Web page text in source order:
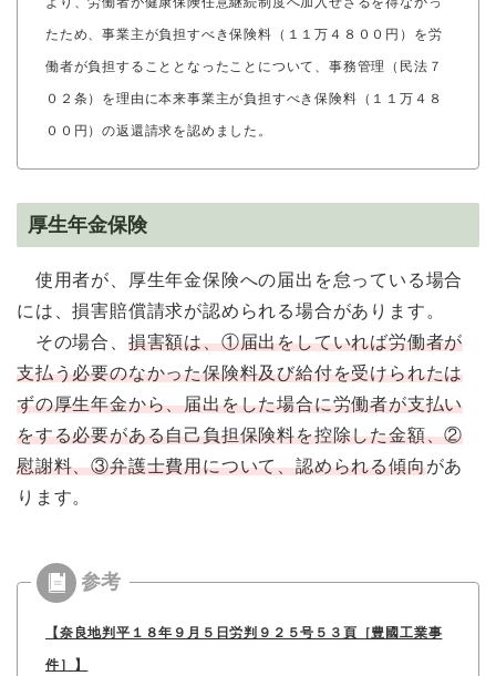
たため、事業主が負担すべき保険料（１１万４８００円）を労
働者が負担することとなったことについて、事務管理（民法７
０２条）を理由に本来事業主が負担すべき保険料（１１万４８
００円）の返還請求を認めました。
厚生年金保険
使用者が、厚生年金保険への届出を怠っている場合
には、損害賠償請求が認められる場合があります。
その場合、 損害額は、①届出をしていれば労働者が
支払う必要のなかった保険料及び給付を受けられたは
ずの厚生年金から、届出をした場合に労働者が支払い
をする必要がある自己負担保険料を控除した金額、②
慰謝料、③弁護士費用について、認められる傾向があ
ります。
【奈良地判平１８年９月５日労判９２５号５３頁［豊國工業事
件］】